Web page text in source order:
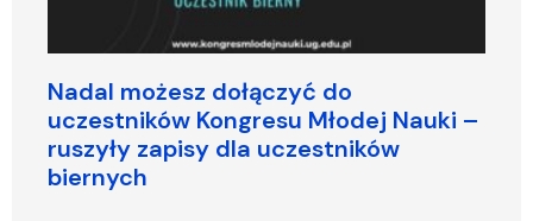
Nadal możesz dołączyć do
uczestników Kongresu Młodej Nauki –
ruszyły zapisy dla uczestników
biernych